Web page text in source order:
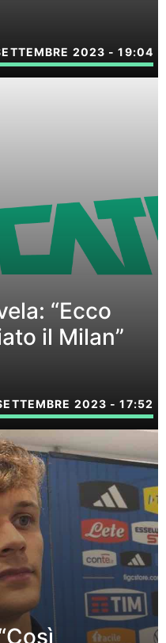
2023 - 19:04
“Ecco
il Milan”
2023 - 17:52